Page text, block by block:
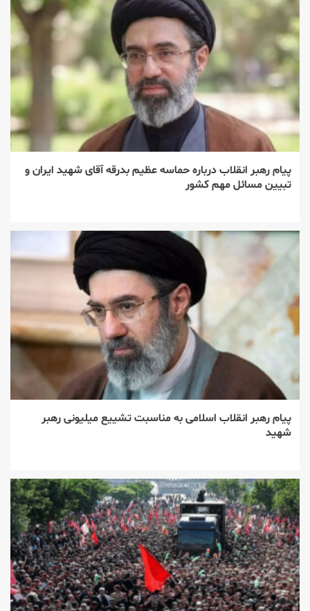
پیام رهبر انقلاب درباره حماسه عظیم بدرقه آقای شهید ایران و
تبیین مسائل مهم کشور
پیام رهبر انقلاب اسلامی به مناسبت تشییع میلیونی رهبر
شهید